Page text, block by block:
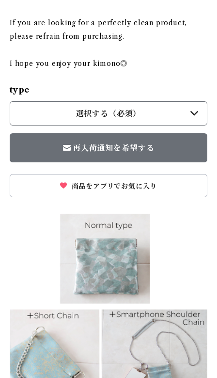
If you are looking for a perfectly clean product,
please refrain from purchasing.
I hope you enjoy your kimono◎
type
選択する（必須）
再入荷通知を希望する
商品をアプリでお気に入り